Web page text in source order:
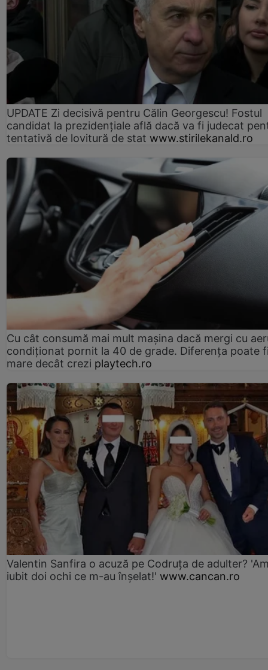
UPDATE Zi decisivă pentru Călin Georgescu! Fostul
candidat la prezidențiale află dacă va fi judecat
tentativă de lovitură de stat www.stirilekanald.ro
Cu cât consumă mai mult mașina dacă mergi cu
condiționat pornit la 40 de grade. Diferența poate
mare decât crezi playtech.ro
Valentin Sanfira o acuză pe Codruța de adulter?
iubit doi ochi ce m-au înșelat!' www.cancan.ro